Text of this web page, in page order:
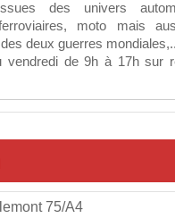
des univers
moto mais
deux guerres
vendredi de 9h à 17h sur
75/A4